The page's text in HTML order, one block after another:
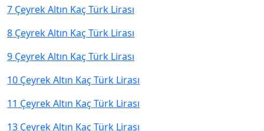
7 Çeyrek Altın Kaç Türk Lirası
8 Çeyrek Altın Kaç Türk Lirası
9 Çeyrek Altın Kaç Türk Lirası
10 Çeyrek Altın Kaç Türk Lirası
11 Çeyrek Altın Kaç Türk Lirası
13 Çeyrek Altın Kaç Türk Lirası